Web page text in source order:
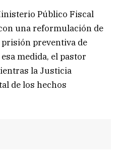
Público Fiscal
una reformulación de
preventiva de
medida, el pastor
la Justicia
de los hechos